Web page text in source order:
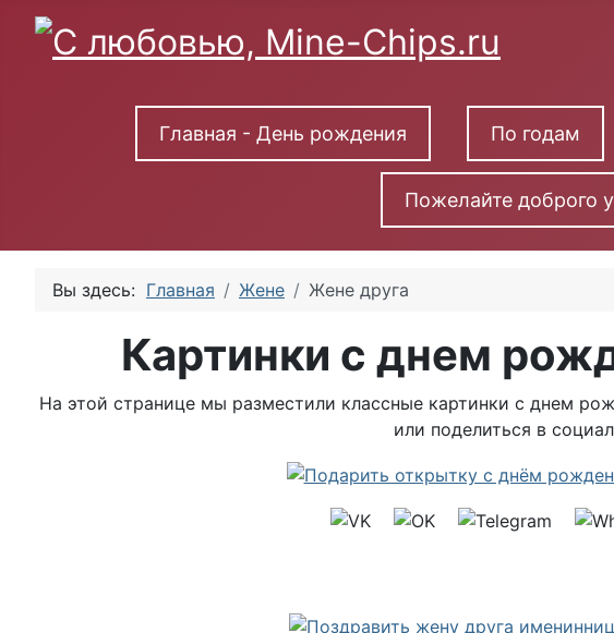
Главная - День рождения По годам
Пожелайте доброго
Вы здесь: Главная Жене Жене друга
Картинки с днем
На этой странице мы разместили классные картинки с днем
или поделиться в